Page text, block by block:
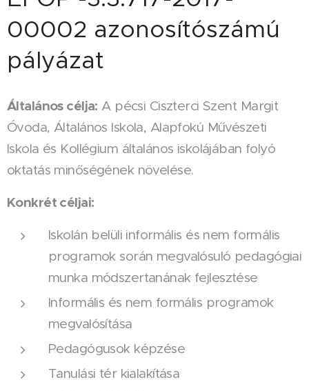
00002 azonosítószámú
pályázat
Általános célja: A pécsi Ciszterci Szent Margit
Óvoda, Általános Iskola, Alapfokú Művészeti
Iskola és Kollégium általános iskolájában folyó
oktatás minőségének növelése.
Konkrét céljai:
Iskolán belüli informális és nem formális
programok során megvalósuló pedagógiai
munka módszertanának fejlesztése
Informális és nem formális programok
megvalósítása
Pedagógusok képzése
Tanulási tér kialakítása